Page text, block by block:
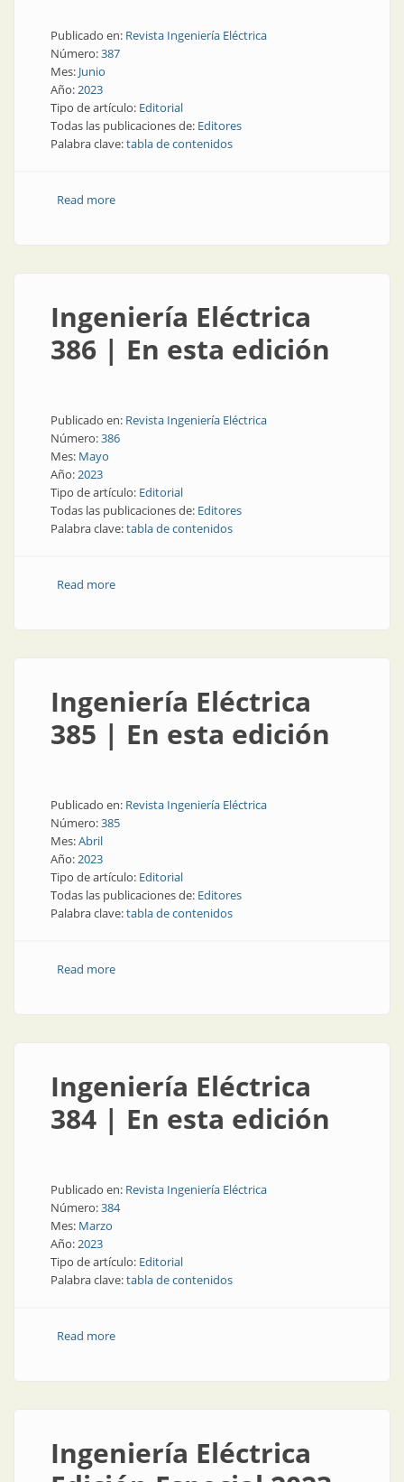
Publicado en: Revista Ingeniería Eléctrica
Número:387
Mes: Junio
Año:2023
Tipo de artículo: Editorial
Todas las publicaciones de: Editores
Palabra clave:tabla de contenidos
Read moreabout Ingeniería Eléctrica 387 | En esta edición
Ingeniería Eléctrica
386 | En esta edición
Publicado en: Revista Ingeniería Eléctrica
Número:386
Mes: Mayo
Año:2023
Tipo de artículo: Editorial
Todas las publicaciones de: Editores
Palabra clave:tabla de contenidos
Read moreabout Ingeniería Eléctrica 386 | En esta edición
Ingeniería Eléctrica
385 | En esta edición
Publicado en: Revista Ingeniería Eléctrica
Número:385
Mes:Abril
Año:2023
Tipo de artículo: Editorial
Todas las publicaciones de: Editores
Palabra clave:tabla de contenidos
Read moreabout Ingeniería Eléctrica 385 | En esta edición
Ingeniería Eléctrica
384 | En esta edición
Publicado en: Revista Ingeniería Eléctrica
Número:384
Mes: Marzo
Año:2023
Tipo de artículo: Editorial
Palabra clave:tabla de contenidos
Read moreabout Ingeniería Eléctrica 384 | En esta edición
Ingeniería Eléctrica